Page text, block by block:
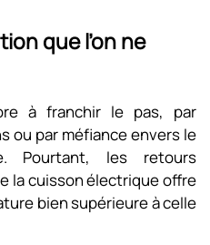
que l’on ne
à franchir le pas, par
ou par méfiance envers le
Pourtant, les retours
la cuisson électrique offre
bien supérieure à celle